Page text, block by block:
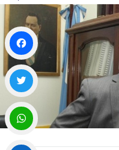
Facebook
Twitter
WhatsApp